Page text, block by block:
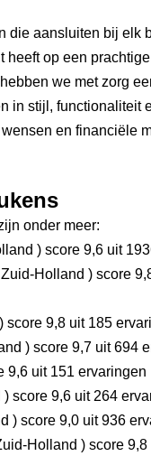
die aansluiten bij elk
op een
we met zorg
in stijl, functionaliteit
en financiële
onder meer:
) score 9,6 uit
Holland ) score
) score 9,8 uit 185
) score 9,7 uit 694
9,6 uit 151 ervaringen
) score 9,6 uit 264
) score 9,0 uit 936
Holland ) score 9,8